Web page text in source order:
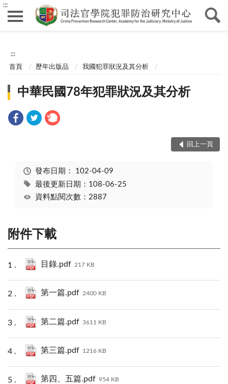
:::
:::
首頁 歷年出版品 我國犯罪狀況及其分析
中華民國78年犯罪狀況及其分析
回上一頁
發布日期： 102-04-09
最後更新日期：108-06-25
資料點閱次數：2887
附件下載
目錄.pdf 217 KB
第一篇.pdf 2400 KB
第二篇.pdf 3611 KB
第三篇.pdf 1216 KB
第四、五篇.pdf 954 KB